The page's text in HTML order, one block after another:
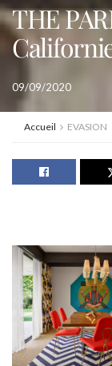
THE
09/09/2020
Accueil EVASION